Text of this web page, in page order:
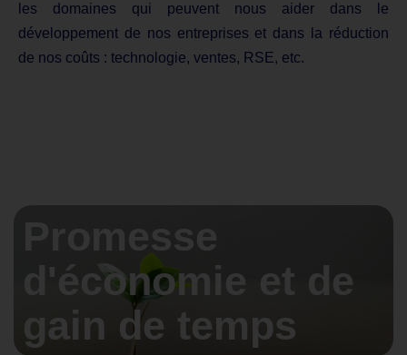
les domaines qui peuvent nous aider dans le
développement de nos entreprises et dans la réduction
de nos coûts : technologie, ventes, RSE, etc.
Promesse
d'économie et de
gain de temps